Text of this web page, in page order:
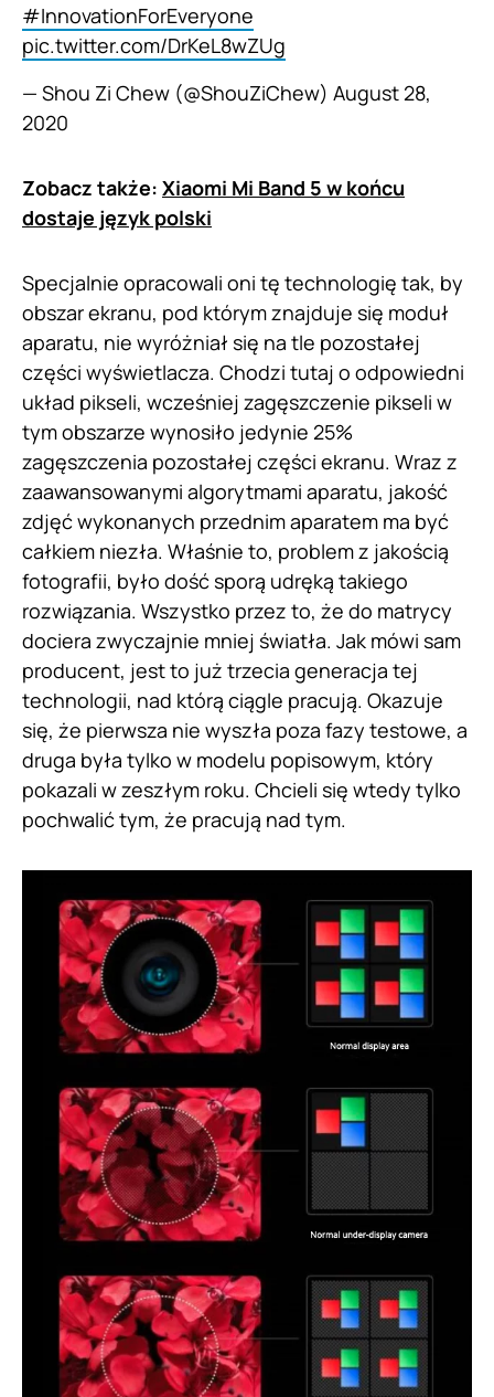
#InnovationForEveryone
pic.twitter.com/DrKeL8wZUg
— Shou Zi Chew (@ShouZiChew) August 28,
2020
Zobacz także: Xiaomi Mi Band 5 w końcu
dostaje język polski
Specjalnie opracowali oni tę technologię tak, by
obszar ekranu, pod którym znajduje się moduł
aparatu, nie wyróżniał się na tle pozostałej
części wyświetlacza. Chodzi tutaj o odpowiedni
układ pikseli, wcześniej zagęszczenie pikseli w
tym obszarze wynosiło jedynie 25%
zagęszczenia pozostałej części ekranu. Wraz z
zaawansowanymi algorytmami aparatu, jakość
zdjęć wykonanych przednim aparatem ma być
całkiem niezła. Właśnie to, problem z jakością
fotografii, było dość sporą udręką takiego
rozwiązania. Wszystko przez to, że do matrycy
dociera zwyczajnie mniej światła. Jak mówi sam
producent, jest to już trzecia generacja tej
technologii, nad którą ciągle pracują. Okazuje
się, że pierwsza nie wyszła poza fazy testowe, a
druga była tylko w modelu popisowym, który
pokazali w zeszłym roku. Chcieli się wtedy tylko
pochwalić tym, że pracują nad tym.